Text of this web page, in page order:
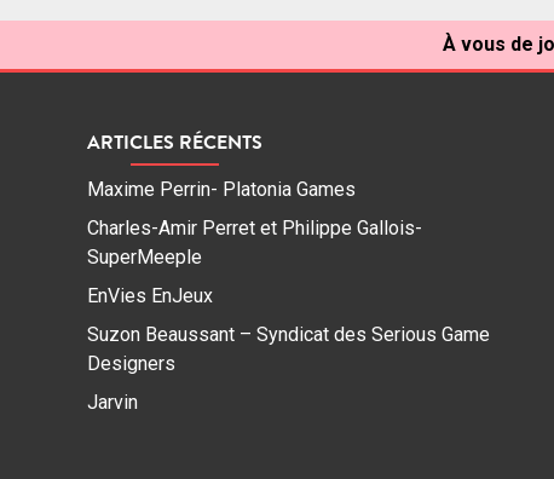
À vous de
ARTICLES RÉCENTS
Maxime Perrin- Platonia Games
Charles-Amir Perret et Philippe Gallois-
SuperMeeple
EnVies EnJeux
Suzon Beaussant – Syndicat des Serious Game
Designers
Jarvin